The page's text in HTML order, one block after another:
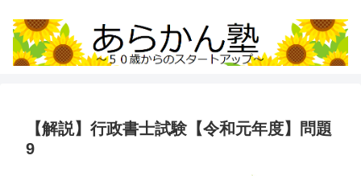
【解説】行政書士試験【令和元年度】問題
9